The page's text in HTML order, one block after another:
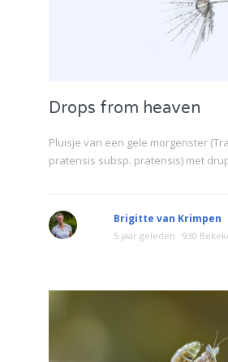
Drops from heaven
Pluisje van een gele morgenster
pratensis subsp. pratensis) met
Brigitte van Krimpen
5 jaar geleden 930